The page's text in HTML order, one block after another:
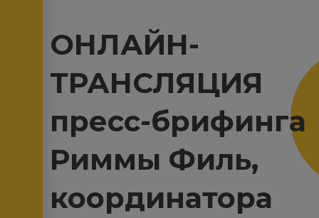
ОНЛАЙН-
ТРАНСЛЯЦИЯ
пресс-брифинга
Риммы Филь,
координатора